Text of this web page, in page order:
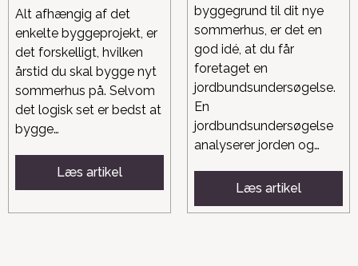
Alt afhængig af det
enkelte byggeprojekt, er
det forskelligt, hvilken
årstid du skal bygge nyt
sommerhus på. Selvom
det logisk set er bedst at
bygge…
Læs artikel
byggegrund til dit nye
sommerhus, er det en
god idé, at du får
foretaget en
jordbundsundersøgelse.
En
jordbundsundersøgelse
analyserer jorden og…
Læs artikel